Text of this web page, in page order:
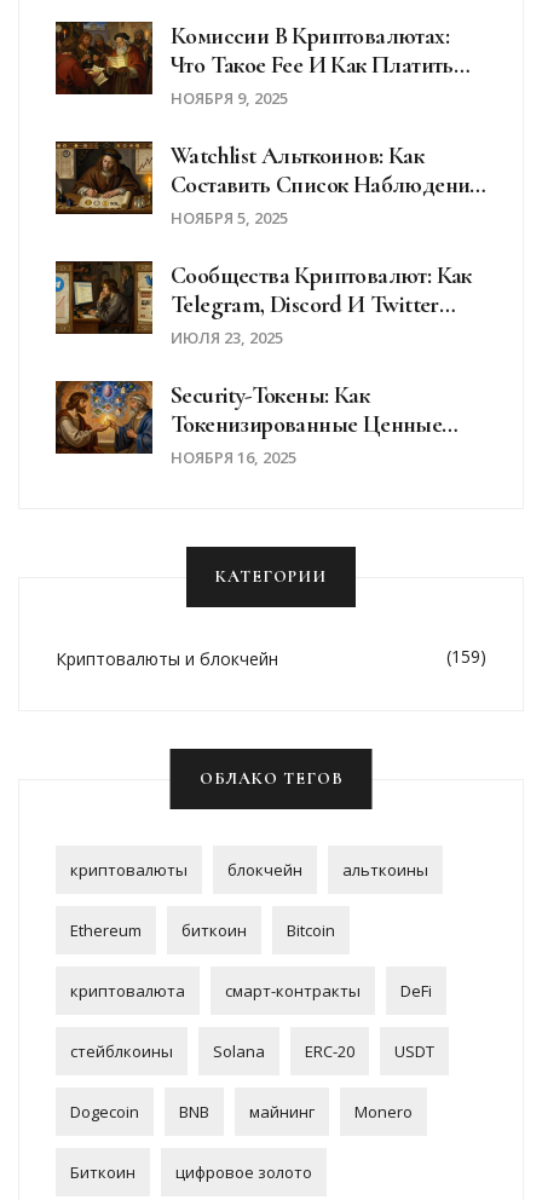
Комиссии В Криптовалютах:
Что Такое Fee И Как Платить
Меньше
НОЯБРЯ 9, 2025
Watchlist Альткоинов: Как
Составить Список Наблюдения
Для Эффективного
НОЯБРЯ 5, 2025
Сообщества Криптовалют: Как
Telegram, Discord И Twitter
Помогают Новичкам
ИЮЛЯ 23, 2025
Security-Токены: Как
Токенизированные Ценные
Бумаги Меняют Инвестиции На
НОЯБРЯ 16, 2025
КАТЕГОРИИ
Криптовалюты и блокчейн (159)
ОБЛАКО ТЕГОВ
криптовалюты блокчейн альткоины
Ethereum биткоин Bitcoin
криптовалюта смарт-контракты DeFi
стейблкоины Solana ERC-20 USDT
Dogecoin BNB майнинг Monero
Биткоин цифровое золото